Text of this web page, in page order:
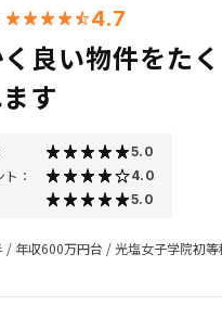
4.7
良い物件をた
す
5.0
： 4.0
5.0
/ 年収600万円台 / 光塩女子学院初等